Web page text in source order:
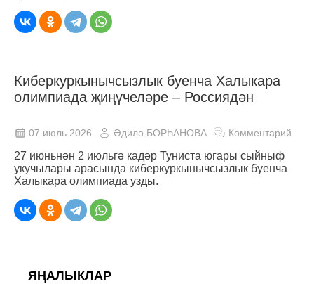
Киберкуркынычсызлык буенча Халыкара
олимпиада җиңүчеләре – Россиядән
07 июль 2026 Әдилә БОРҺАНОВА Комментарий
27 июньнән 2 июльгә кадәр Туниста югары сыйныф
укучылары арасында киберкуркынычсызлык буенча
Халыкара олимпиада узды.
ЯҢАЛЫКЛАР